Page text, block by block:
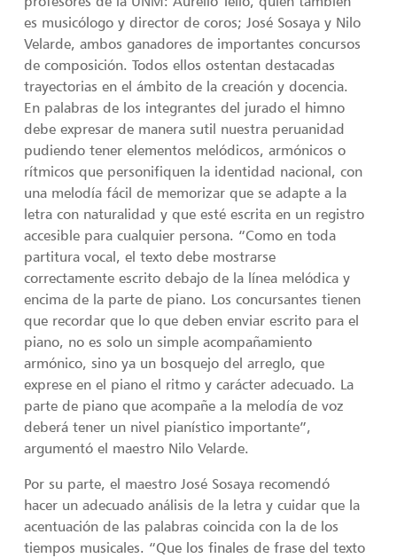
es musicólogo y director de coros; José Sosaya y Nilo
Velarde, ambos ganadores de importantes concursos
de composición. Todos ellos ostentan destacadas
trayectorias en el ámbito de la creación y docencia.
En palabras de los integrantes del jurado el himno
debe expresar de manera sutil nuestra peruanidad
pudiendo tener elementos melódicos, armónicos o
rítmicos que personifiquen la identidad nacional, con
una melodía fácil de memorizar que se adapte a la
letra con naturalidad y que esté escrita en un registro
accesible para cualquier persona. “Como en toda
partitura vocal, el texto debe mostrarse
correctamente escrito debajo de la línea melódica y
encima de la parte de piano. Los concursantes tienen
que recordar que lo que deben enviar escrito para el
piano, no es solo un simple acompañamiento
armónico, sino ya un bosquejo del arreglo, que
exprese en el piano el ritmo y carácter adecuado. La
parte de piano que acompañe a la melodía de voz
deberá tener un nivel pianístico importante”,
argumentó el maestro Nilo Velarde.
Por su parte, el maestro José Sosaya recomendó
hacer un adecuado análisis de la letra y cuidar que la
acentuación de las palabras coincida con la de los
tiempos musicales. “Que los finales de frase del texto